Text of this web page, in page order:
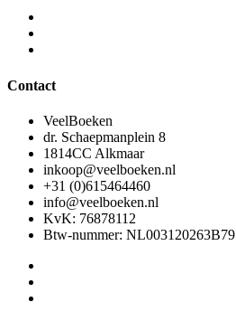
Contact
VeelBoeken
dr. Schaepmanplein 8
1814CC Alkmaar
inkoop@veelboeken.nl
+31 (0)615464460
info@veelboeken.nl
KvK: 76878112
Btw-nummer: NL003120263B79